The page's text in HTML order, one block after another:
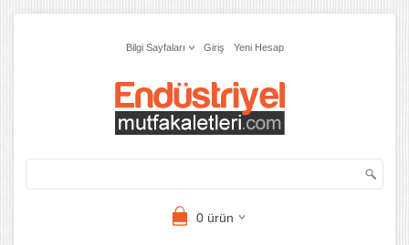
Bilgi Sayfaları Giriş Yeni Hesap
0ürün